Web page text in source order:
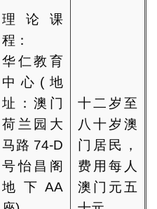
理论课
程：
华仁教育
中心(地
址：澳门
荷兰园大
马路 74-D
号怡昌阁
地下AA
十二岁至
八十岁澳
门居民，
费用每人
澳门元五